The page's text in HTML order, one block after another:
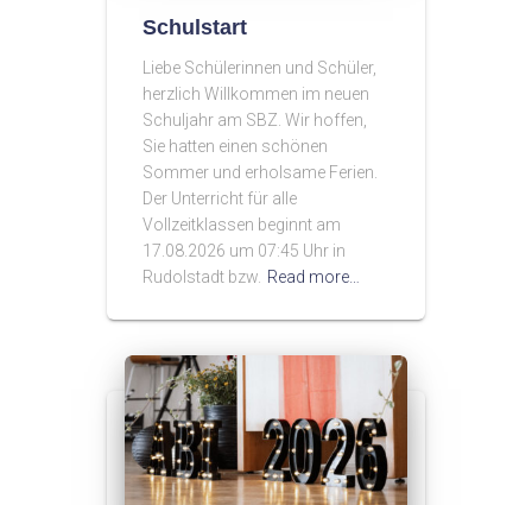
Schulstart
Liebe Schülerinnen und Schüler,
herzlich Willkommen im neuen
Schuljahr am SBZ. Wir hoffen,
Sie hatten einen schönen
Sommer und erholsame Ferien.
Der Unterricht für alle
Vollzeitklassen beginnt am
17.08.2026 um 07:45 Uhr in
Rudolstadt bzw. Read more…